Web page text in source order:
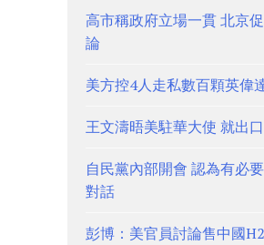
高市稱政府立場一貫 北京
論
美方控4人走私數百顆英偉
王文濤晤美駐華大使 就出
自民黨內部開會 認為有必
對話
彭博：美官員討論售中國